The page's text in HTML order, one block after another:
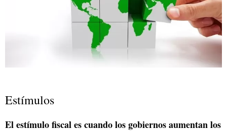
Estímulos
El estímulo fiscal es cuando los gobiernos aumentan los